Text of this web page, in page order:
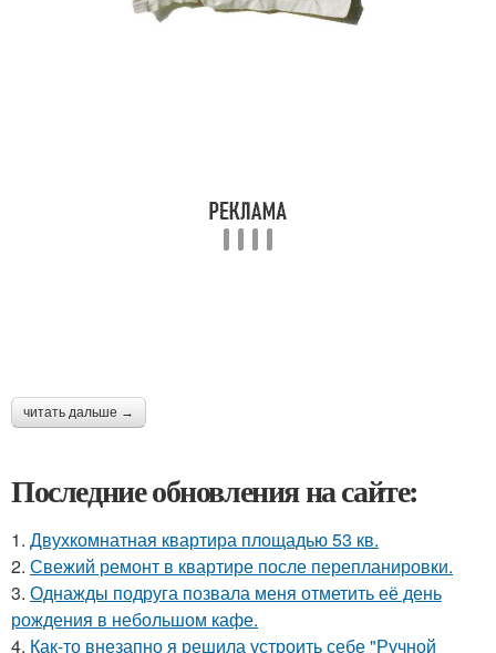
читать дальше →
Последние обновления на сайте:
1. Двухкомнатная квартира площадью 53 кв.
2. Свежий ремонт в квартире после перепланировки.
3. Однажды подруга позвала меня отметить её день
рождения в небольшом кафе.
4. Как-то внезапно я решила устроить себе "Ручной